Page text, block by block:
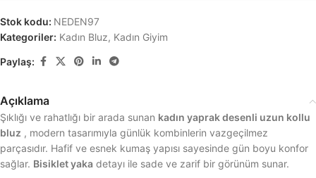
Stok kodu: NEDEN97
Kategoriler: Kadın Bluz, Kadın Giyim
Paylaş:
Açıklama
Şıklığı ve rahatlığı bir arada sunan kadın yaprak desenli uzun kollu
bluz , modern tasarımıyla günlük kombinlerin vazgeçilmez
parçasıdır. Hafif ve esnek kumaş yapısı sayesinde gün boyu konfor
sağlar. Bisiklet yaka detayı ile sade ve zarif bir görünüm sunar.